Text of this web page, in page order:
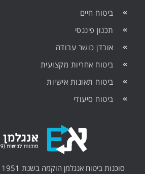
ביטוח חיים
תכנון פיננסי
אובדן כושר עבודה
ביטוח אחריות מקצועית
ביטוח תאונות אישיות
ביטוח סיעודי